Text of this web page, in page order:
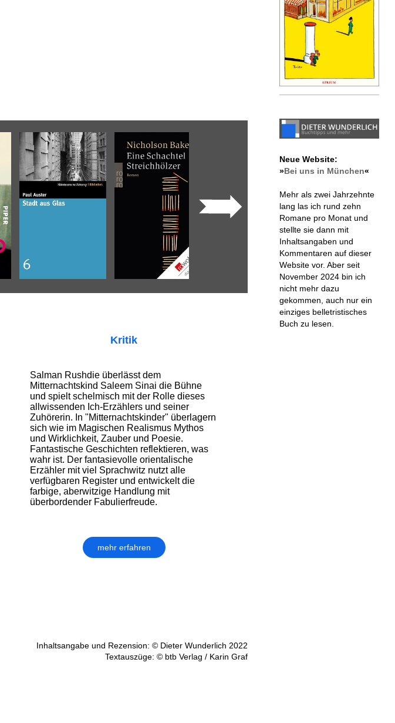
Kritik
Salman Rushdie überlässt dem
Mitternachtskind Saleem Sinai die Bühne
und spielt schelmisch mit der Rolle dieses
allwissenden Ich-Erzählers und seiner
Zuhörerin. In "Mitternachtskinder" überlagern
sich wie im Magischen Realismus Mythos
und Wirklichkeit, Zauber und Poesie.
Fantastische Geschichten reflektieren, was
wahr ist. Der fantasievolle orientalische
Erzähler mit viel Sprachwitz nutzt alle
verfügbaren Register und entwickelt die
farbige, aberwitzige Handlung mit
überbordender Fabulierfreude.
mehr erfahren
Inhaltsangabe und Rezension: © Dieter Wunderlich 2022
Textauszüge: © btb Verlag / Karin Graf
Neue Website:
»Bei uns in München«
Mehr als zwei Jahrzehnte
lang las ich rund zehn
Romane pro Monat und
stellte sie dann mit
Inhaltsangaben und
Kommentaren auf dieser
Website vor. Aber seit
November 2024 bin ich
nicht mehr dazu
gekommen, auch nur ein
einziges belletristisches
Buch zu lesen.